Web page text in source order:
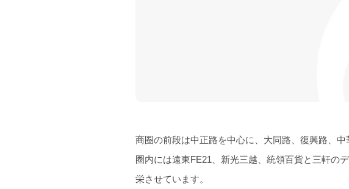
商圈の前段は中正路を中心に、大同路、復興路、
圈内には遠東FE21、新光三越、統領百貨と三軒の
栄させています。